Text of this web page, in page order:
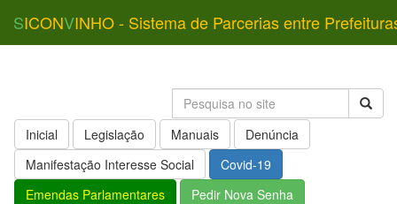
SICONVINHO - Sistema de Parcerias entre
Inicial Legislação Manuais
Denúncia
Manifestação Interesse Social
Covid-19
Emendas Parlamentares
Pedir Nova Senha